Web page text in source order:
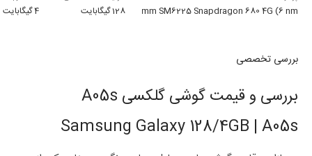
Qualcomm SM6225 Snapdragon 680 4G (6 nm)
128 گیگابایت 4 گیگابایت
بررسی تخصصی
بررسی و قیمت گوشی گلکسی A05s
Samsung Galaxy 128/4GB | A05s